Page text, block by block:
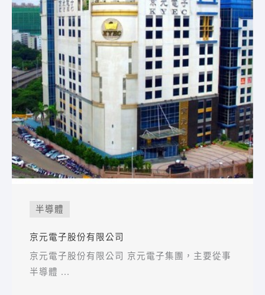
半導體
京元電子股份有限公司
京元電子股份有限公司 京元電子集團，主要從事
半導體 ...